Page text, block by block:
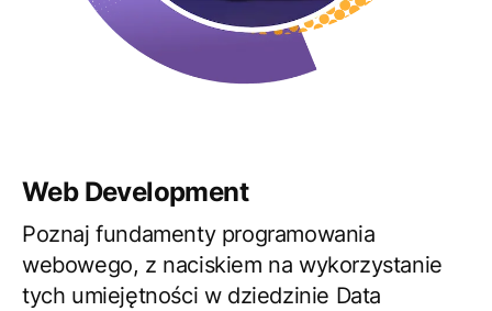
Web Development
Poznaj fundamenty programowania
webowego, z naciskiem na wykorzystanie
tych umiejętności w dziedzinie Data